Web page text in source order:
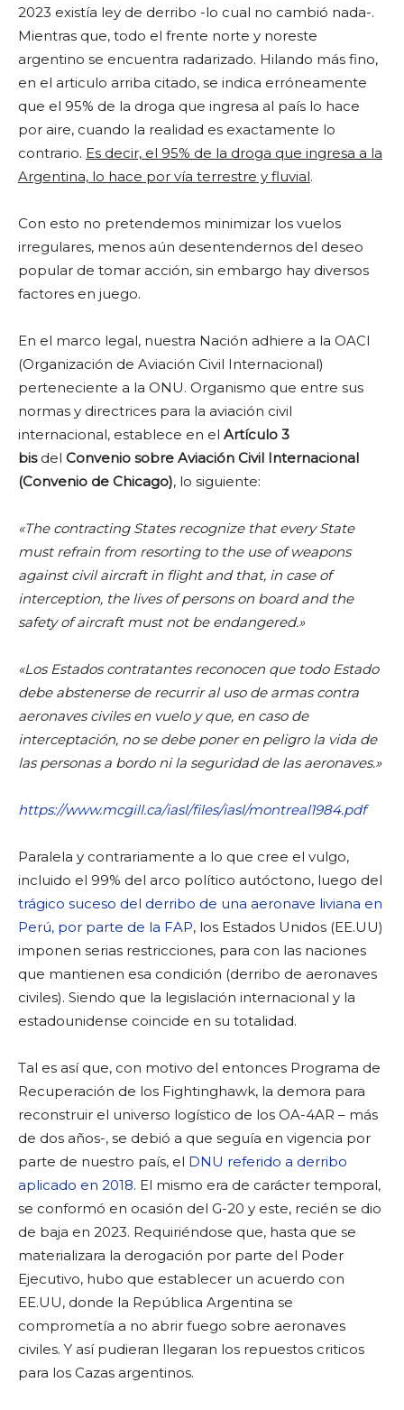
2023 existía ley de derribo -lo cual no cambió nada-.
Mientras que, todo el frente norte y noreste
argentino se encuentra radarizado. Hilando más fino,
en el articulo arriba citado, se indica erróneamente
que el 95% de la droga que ingresa al país lo hace
por aire, cuando la realidad es exactamente lo
contrario. Es decir, el 95% de la droga que ingresa a la
Argentina, lo hace por vía terrestre y fluvial.
Con esto no pretendemos minimizar los vuelos
irregulares, menos aún desentendernos del deseo
popular de tomar acción, sin embargo hay diversos
factores en juego.
En el marco legal, nuestra Nación adhiere a la OACI
(Organización de Aviación Civil Internacional)
perteneciente a la ONU. Organismo que entre sus
normas y directrices para la aviación civil
internacional, establece en el Artículo 3
bisdel Convenio sobre Aviación Civil Internacional
(Convenio de Chicago), lo siguiente:
«The contracting States recognize that every State
must refrain from resorting to the use of weapons
against civil aircraft in flight and that, in case of
interception, the lives of persons on board and the
safety of aircraft must not be endangered.»
«Los Estados contratantes reconocen que todo Estado
debe abstenerse de recurrir al uso de armas contra
aeronaves civiles en vuelo y que, en caso de
interceptación, no se debe poner en peligro la vida de
las personas a bordo ni la seguridad de las aeronaves.»
https://www.mcgill.ca/iasl/files/iasl/montreal1984.pdf
Paralela y contrariamente a lo que cree el vulgo,
incluido el 99% del arco político autóctono, luego del
trágico suceso del derribo de una aeronave liviana en
Perú, por parte de la FAP, los Estados Unidos (EE.UU)
imponen serias restricciones, para con las naciones
que mantienen esa condición (derribo de aeronaves
civiles). Siendo que la legislación internacional y la
estadounidense coincide en su totalidad.
Tal es así que, con motivo del entonces Programa de
Recuperación de los Fightinghawk, la demora para
reconstruir el universo logístico de los OA-4AR – más
de dos años-, se debió a que seguía en vigencia por
parte de nuestro país, el DNU referido a derribo
aplicado en 2018. El mismo era de carácter temporal,
se conformó en ocasión del G-20 y este, recién se dio
de baja en 2023. Requiriéndose que, hasta que se
materializara la derogación por parte del Poder
Ejecutivo, hubo que establecer un acuerdo con
EE.UU, donde la República Argentina se
comprometía a no abrir fuego sobre aeronaves
civiles. Y así pudieran llegaran los repuestos criticos
para los Cazas argentinos.